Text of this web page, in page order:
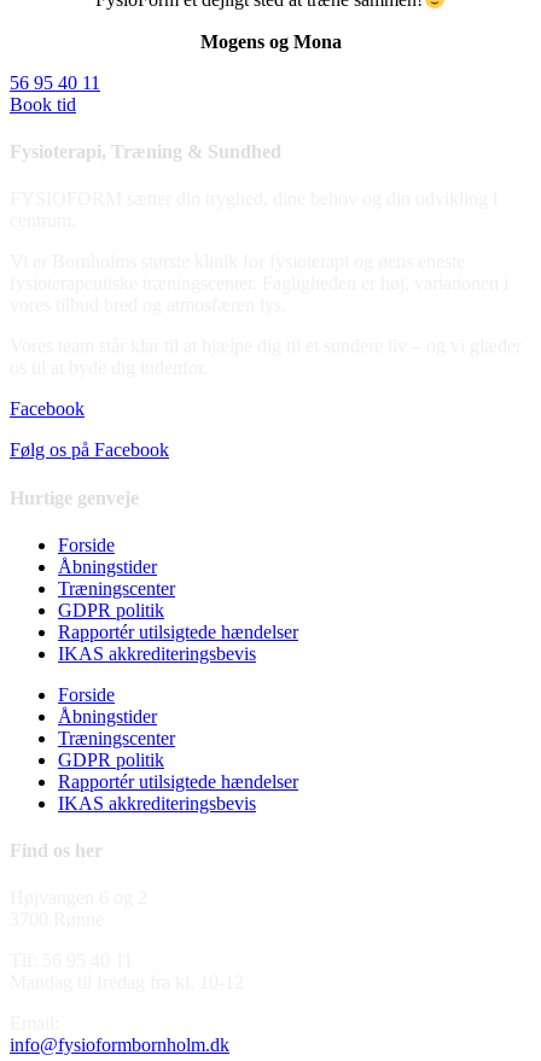
Mogens og Mona
56 95 40 11
Book tid
Fysioterapi, Træning & Sundhed
Facebook
Følg os på Facebook
Hurtige genveje
Forside
Åbningstider
Træningscenter
GDPR politik
Rapportér utilsigtede hændelser
IKAS akkrediteringsbevis
Forside
Åbningstider
Træningscenter
GDPR politik
Rapportér utilsigtede hændelser
IKAS akkrediteringsbevis
Find os her
info@fysioformbornholm.dk